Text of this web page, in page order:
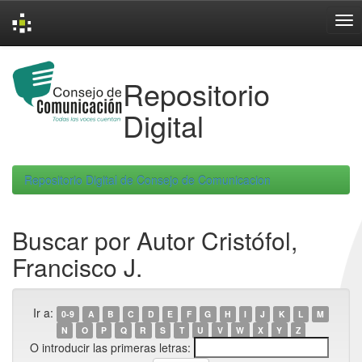
navigation
Repositorio
Digital
Repositorio Digital de Consejo de Comunicacion
Buscar por Autor Cristófol,
Francisco J.
Ir a: 0-9 A B C D E F G H I J K L
M
N
O P Q R S T U V W X Y Z
O introducir las primeras letras: